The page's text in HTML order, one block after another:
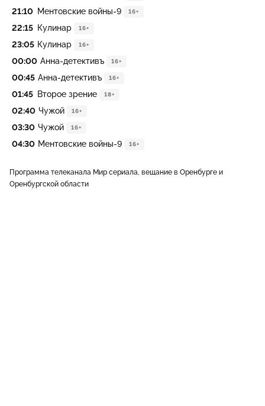
21:10 Ментовские войны-9 16+
22:15 Кулинар 16+
23:05 Кулинар 16+
00:00 Анна-детективъ 16+
00:45 Анна-детективъ 16+
01:45 Второе зрение 18+
02:40 Чужой 16+
03:30 Чужой 16+
04:30 Ментовские войны-9 16+
Программа телеканала Мир сериала, вещание в Оренбурге и
Оренбургской области